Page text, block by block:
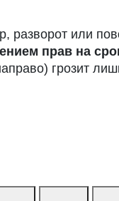
разворот или
прав на
грозит